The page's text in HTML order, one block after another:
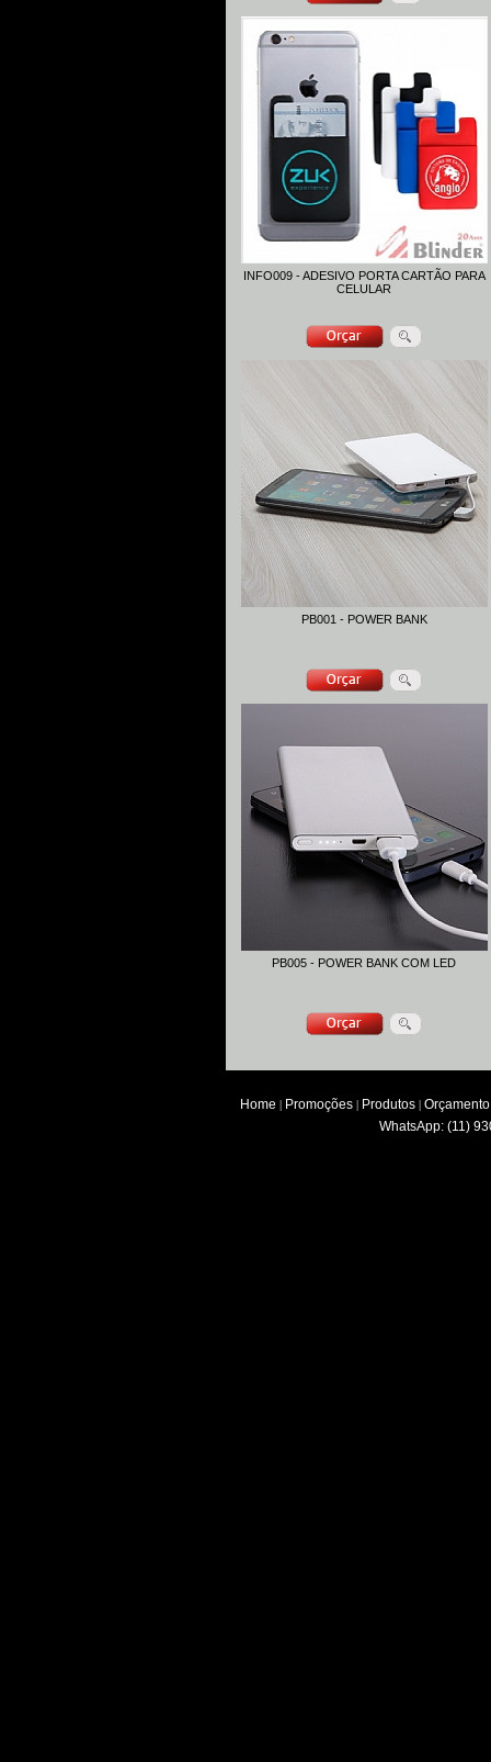
INFO009 - ADESIVO PORTA CARTÃO PARA
CELULAR
PB001 - POWER BANK
PB005 - POWER BANK COM LED
Home | Promoções | Produtos | Orçamento
WhatsApp: (11)